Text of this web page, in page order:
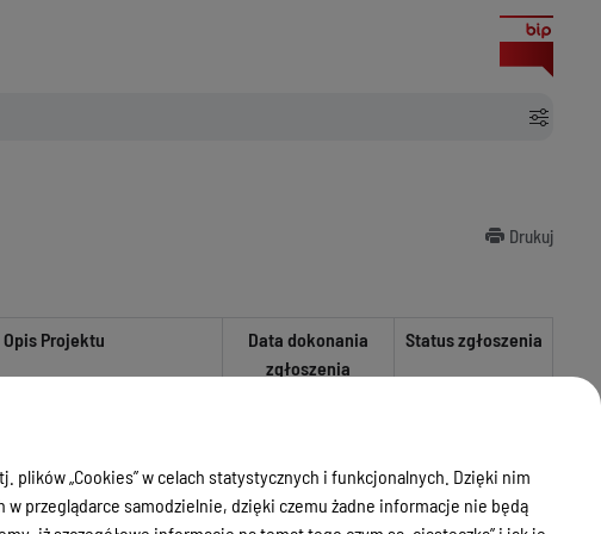
Drukuj
Opis Projektu
Data dokonania
zgłoszenia
Status zgłoszenia
plików „Cookies” w celach statystycznych i funkcjonalnych. Dzięki nim
przeglądarce samodzielnie, dzięki czemu żadne informacje nie będą